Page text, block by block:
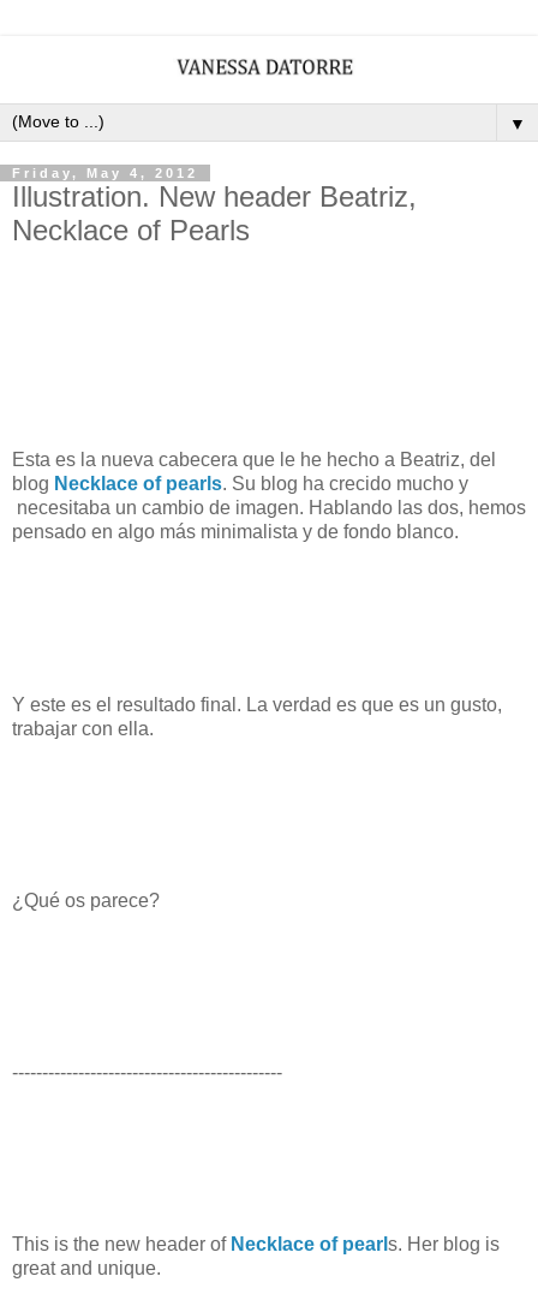
▼
Friday, May 4, 2012
Illustration. New header Beatriz,
Necklace of Pearls
Esta es la nueva cabecera que le he hecho a Beatriz, del
blog Necklace of pearls. Su blog ha crecido mucho y
necesitaba un cambio de imagen. Hablando las dos, hemos
pensado en algo más minimalista y de fondo blanco.
Y este es el resultado final. La verdad es que es un gusto,
trabajar con ella.
¿Qué os parece?
---------------------------------------------
This is the new header ofNecklace of pearl s. Her blog is
great and unique.